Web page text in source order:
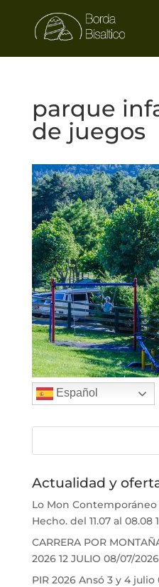
parque
de juegos
Español
Actualidad y
Lo Mon
Hecho. del 11.07 al 08.08
CARRERA POR
2026 12 JULIO 08/07/2026
PIR 2026 Ansó 3 y 4 julio